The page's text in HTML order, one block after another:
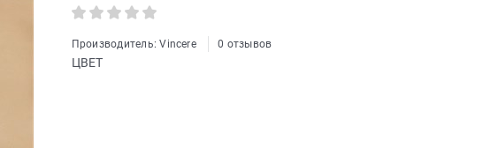
Производитель:Vincere 0 отзывов
ЦВЕТ